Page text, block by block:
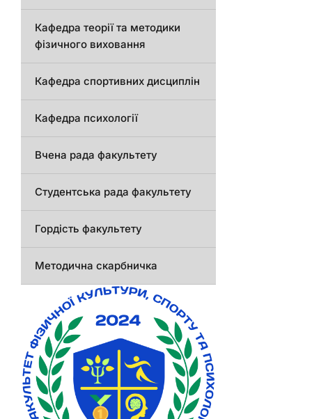
Кафедра теорії та методики
фізичного виховання
Кафедра спортивних дисциплін
Кафедра психології
Вчена рада факультету
Студентська рада факультету
Гордість факультету
Методична скарбничка